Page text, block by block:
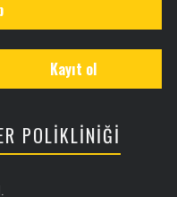
Kayıt ol
POLİKLİNİĞİ